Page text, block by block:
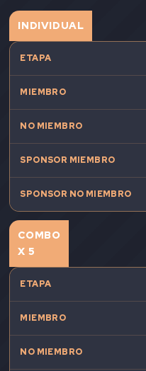
INDIVIDUAL
COMBO
X 5